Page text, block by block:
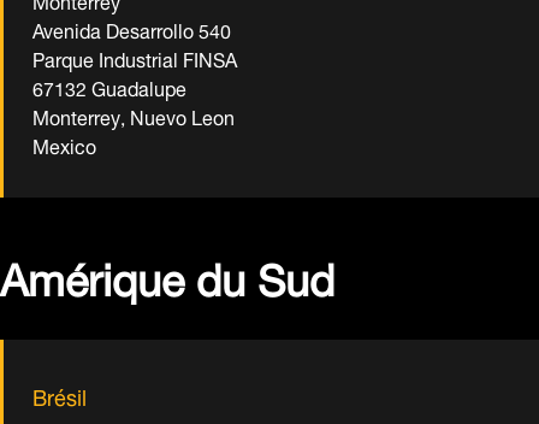
Avenida Desarrollo 540
Parque Industrial FINSA
67132 Guadalupe
Monterrey, Nuevo Leon
Mexico
Amérique du Sud
Brésil